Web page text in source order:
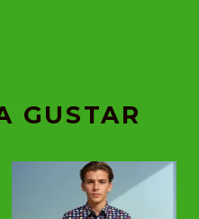
GUSTAR